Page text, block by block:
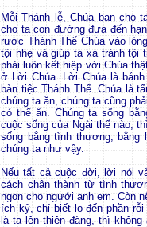
Mỗi Thánh lễ, Chúa ban cho
cho ta con đường đưa đến
rước Thánh Thể Chúa vào
tội nhẹ và giúp ta xa tránh tội
phải luôn kết hiệp với Chúa
ở Lời Chúa. Lời Chúa là
bàn tiệc Thánh Thể. Chúa là
chúng ta ăn, chúng ta cũng
có thể ăn. Chúng ta sống
cuộc sống của Ngài thế nào,
sống bằng tình thương,
chúng ta như vậy.
Nếu tất cả cuộc đời, lời nói
cách chân thành từ tình
ngon cho ngưới anh em. Còn
ích kỷ, chỉ biết lo đến phần
là ta lên thiên đàng, thì